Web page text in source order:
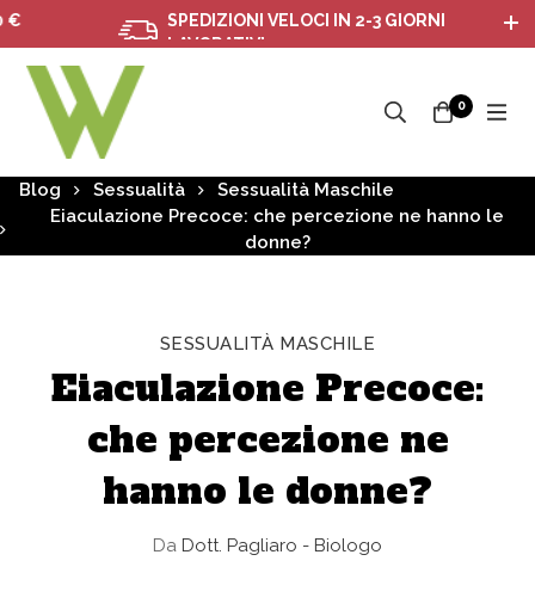
SPEDIZIONI VELOCI IN 2-3 GIORNI
LAVORATIVI
0
Blog Sessualità
Sessualità Maschile
Eiaculazione Precoce: che percezione ne hanno le
donne?
SESSUALITÀ MASCHILE
Eiaculazione Precoce:
che percezione ne
hanno le donne?
Da Dott. Pagliaro - Biologo